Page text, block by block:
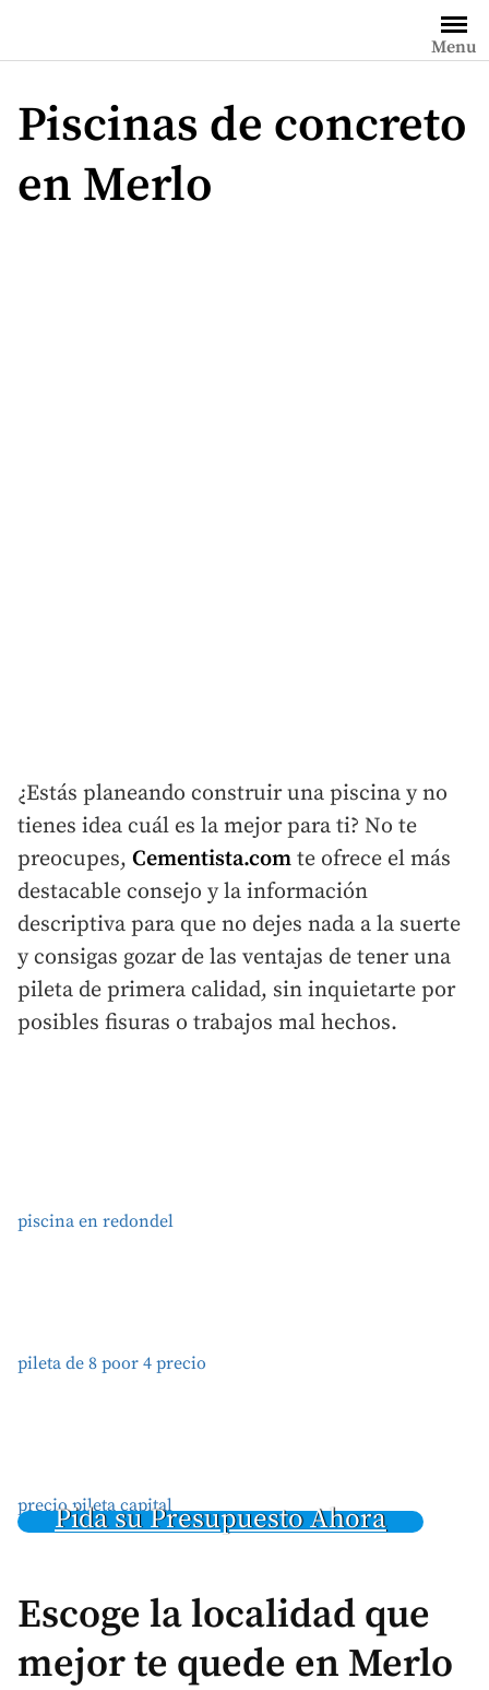
contenido
Menu
Piscinas de concreto
en Merlo
¿Estás planeando construir una piscina y no
tienes idea cuál es la mejor para ti? No te
preocupes, Cementista.com te ofrece el más
destacable consejo y la información
descriptiva para que no dejes nada a la suerte
y consigas gozar de las ventajas de tener una
pileta de primera calidad, sin inquietarte por
posibles fisuras o trabajos mal hechos.
piscina en redondel
pileta de 8 poor 4 precio
precio pileta capital
Pida su Presupuesto Ahora
Escoge la localidad que
mejor te quede en Merlo